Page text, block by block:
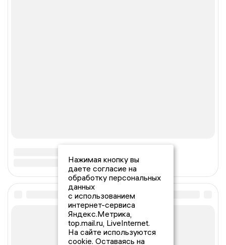
Нажимая кнопку вы
даете согласие на
обработку персональных
данных
с использованием
интернет-сервиса
Яндекс.Метрика,
top.mail.ru, LiveInternet.
На сайте используются
cookie. Оставаясь на